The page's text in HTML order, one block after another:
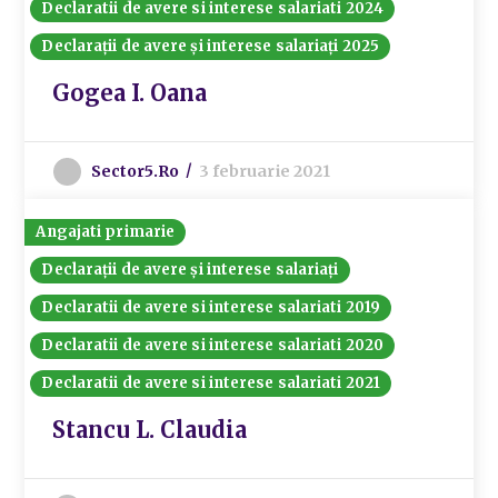
Declaratii de avere si interese salariati 2024
Declarații de avere și interese salariați 2025
Gogea I. Oana
Sector5.ro 3 februarie 2021
Angajati primarie
Declarații de avere și interese salariați
Declaratii de avere si interese salariati 2019
Declaratii de avere si interese salariati 2020
Declaratii de avere si interese salariati 2021
Stancu L. Claudia